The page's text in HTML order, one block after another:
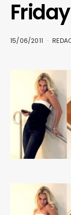
Friday
15/06/2011